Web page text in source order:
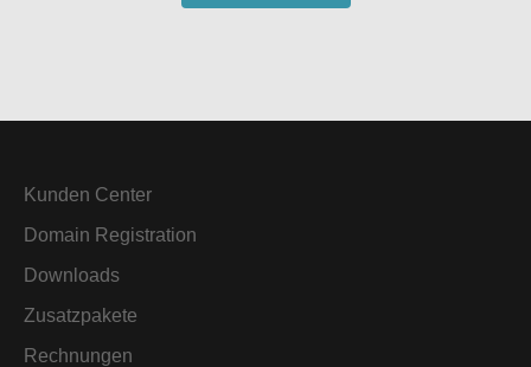
Kunden Center
Domain Registration
Downloads
Zusatzpakete
Rechnungen